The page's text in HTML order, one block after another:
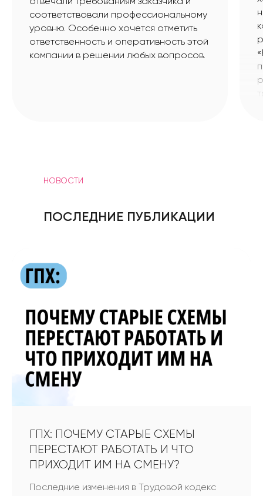
соответствовали профессиональному
уровню. Особенно хочется отметить
ответственность и оперативность этой
компании в решении любых вопросов.
НОВОСТИ
ПОСЛЕДНИЕ ПУБЛИКАЦИИ
ГПХ: ПОЧЕМУ СТАРЫЕ СХЕМЫ
ПЕРЕСТАЮТ РАБОТАТЬ И ЧТО
ПРИХОДИТ ИМ НА СМЕНУ?
Последние изменения в Трудовой кодекс